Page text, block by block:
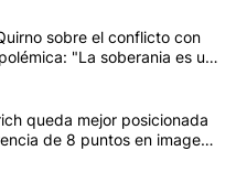
más comentarios en los
"Las incosistencias de
sobre el conflicto con
"La soberania es un
"Encuesta: Patricia
queda mejor posicionada
de 8 puntos en imagen